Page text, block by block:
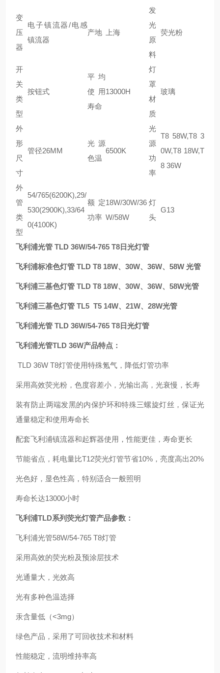
变
压
器
电子镇流器/电感
镇流器
产地 上海
发
光
原
料
荧光粉
开
关
类
型
按钮式
平均
使用
寿命
13000H
灯
罩
材
质
玻璃
外
形
尺
寸
管径26MM
光源
色温
6500K
光
源
功
率
T8 58W,T8 3
0W,T8 18W,T
8 36W
外
管
类
型
54/765(6200K),29/
530(2900K),33/64
0(4100K)
额定
功率
18W/30W/36
W/58W
灯
头
G13
飞利浦光管 TLD 36W/54-765 T8日光灯管
飞利浦标准色灯管 TLD T8 18W、30W、36W、58W 光管
飞利浦三基色灯管 TLD T8 18W、30W、36W、58W光管
飞利浦三基色灯管 TL5 T5 14W、21W、28W光管
飞利浦光管 TLD 36W/54-765 T8日光灯管
飞利浦光管TLD 36W产品特点：
TLD 36W T8灯管使用特殊氪气，降低灯管功率
采用高效荧光粉，色度容差小，光输出高，光衰慢，长寿
装有防止两端发黑的内保护环和特殊三螺旋灯丝，保证光
通量稳定和使用寿命长
配套飞利浦镇流器和起辉器使用，性能更佳，寿命更长
节能省点，耗电量比T12荧光灯管节省10%，亮度高出20%
光色好，显色性高，特别适合一般照明
寿命长达13000小时
飞利浦TLD系列荧光灯管产品参数：
飞利浦光管58W/54-765 T8灯管
采用高效的荧光粉及预涂层技术
光通量大，光效高
光有多种色温选择
汞含量低（<3mg）
绿色产品，采用了可回收技术和材料
性能稳定，流明维持率高